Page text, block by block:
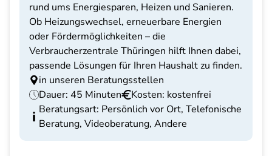
rund ums Energiesparen, Heizen und Sanieren.
Ob Heizungswechsel, erneuerbare Energien
oder Fördermöglichkeiten – die
Verbraucherzentrale Thüringen hilft Ihnen dabei,
passende Lösungen für Ihren Haushalt zu finden.
in unseren Beratungsstellen
Dauer: 45 Minuten
Kosten: kostenfrei
Beratungsart: Persönlich vor Ort, Telefonische
Beratung, Videoberatung, Andere